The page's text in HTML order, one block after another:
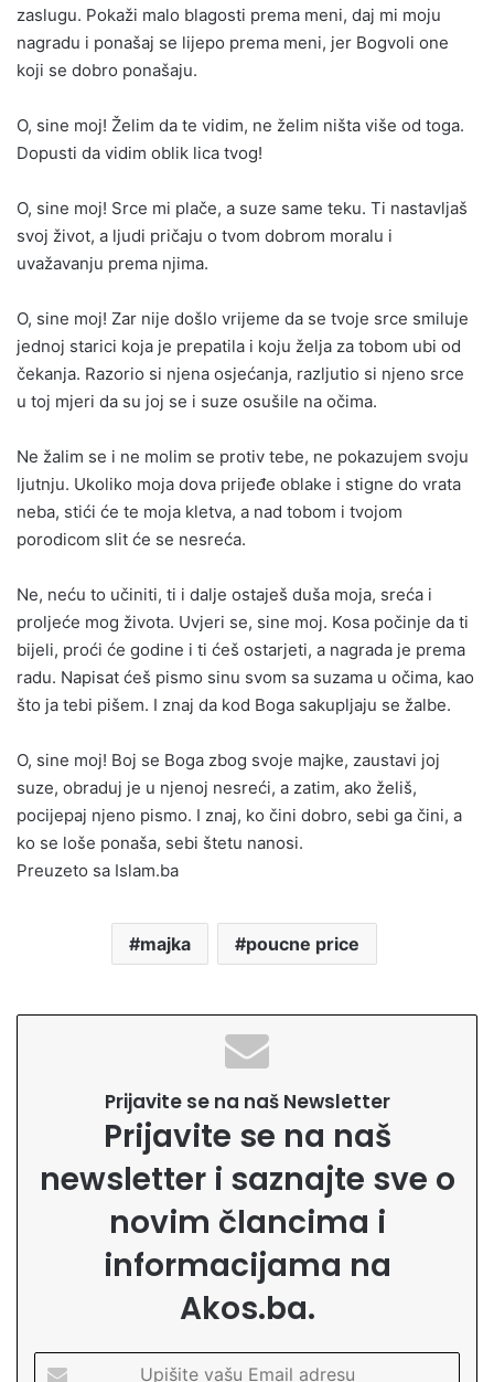
zaslugu. Pokaži malo blagosti prema meni, daj mi moju
nagradu i ponašaj se lijepo prema meni, jer Bogvoli one
koji se dobro ponašaju.
O, sine moj! Želim da te vidim, ne želim ništa više od toga.
Dopusti da vidim oblik lica tvog!
O, sine moj! Srce mi plače, a suze same teku. Ti nastavljaš
svoj život, a ljudi pričaju o tvom dobrom moralu i
uvažavanju prema njima.
O, sine moj! Zar nije došlo vrijeme da se tvoje srce smiluje
jednoj starici koja je prepatila i koju želja za tobom ubi od
čekanja. Razorio si njena osjećanja, razljutio si njeno srce
u toj mjeri da su joj se i suze osušile na očima.
Ne žalim se i ne molim se protiv tebe, ne pokazujem svoju
ljutnju. Ukoliko moja dova prijeđe oblake i stigne do vrata
neba, stići će te moja kletva, a nad tobom i tvojom
porodicom slit će se nesreća.
Ne, neću to učiniti, ti i dalje ostaješ duša moja, sreća i
proljeće mog života. Uvjeri se, sine moj. Kosa počinje da ti
bijeli, proći će godine i ti ćeš ostarjeti, a nagrada je prema
radu. Napisat ćeš pismo sinu svom sa suzama u očima, kao
što ja tebi pišem. I znaj da kod Boga sakupljaju se žalbe.
O, sine moj! Boj se Boga zbog svoje majke, zaustavi joj
suze, obraduj je u njenoj nesreći, a zatim, ako želiš,
pocijepaj njeno pismo. I znaj, ko čini dobro, sebi ga čini, a
ko se loše ponaša, sebi štetu nanosi.
Preuzeto sa Islam.ba
majka poucne price
Prijavite se na naš Newsletter
Prijavite se na naš
newsletter i saznajte sve o
novim člancima i
informacijama na
Akos.ba.